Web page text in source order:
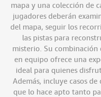
mapa y una colección de
jugadores deberán
del mapa, seguir los
las pistas para
misterio. Su
en equipo ofrece una
ideal para quienes
Además, incluye casos
que lo hace apto tanto